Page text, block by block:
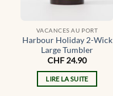
VACANCES AU PORT
Harbour Holiday 2-Wick
Large Tumbler
CHF24.90
LIRE LA SUITE